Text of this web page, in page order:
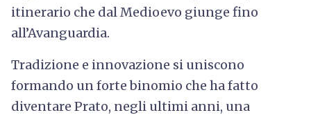
itinerario che dal Medioevo giunge fino
all’Avanguardia.
Tradizione e innovazione si uniscono
formando un forte binomio che ha fatto
diventare Prato, negli ultimi anni, una